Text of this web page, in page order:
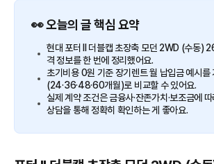
👀 오늘의 글 핵심 요약
현대 포터 II 더블캡 초장축 모던 2WD (수동)
격 정보를 한 번에 정리했어요.
초기비용 0원 기준 장기렌트 월 납입금 예시를
(24·36·48·60개월)로 비교할 수 있어요.
실제 계약 조건은 금융사·잔존가치·보조금에
상담을 통해 정확히 확인하는 게 좋아요.